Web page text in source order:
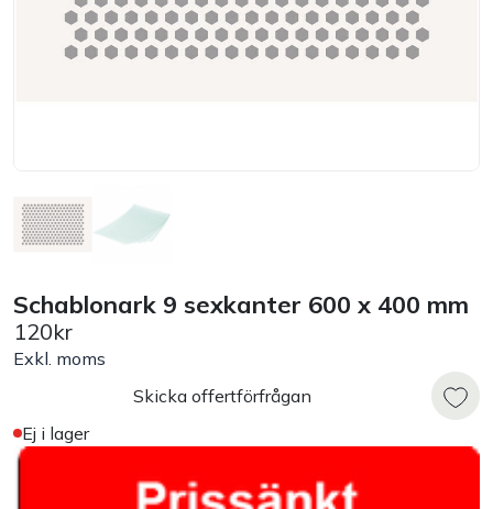
Bord
Exponering & servering
Städutrustning
Arbetskläder
Plåtbyte
Schablonark 9 sexkanter 600 x 400 mm
120kr
Exkl. moms
Skicka offertförfrågan
Ej i lager